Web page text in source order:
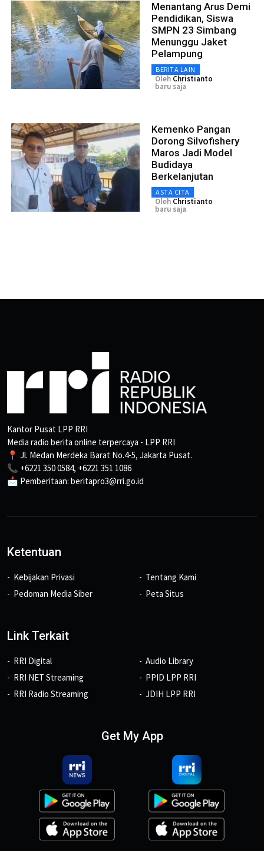
Menantang Arus Demi
Pendidikan, Siswa
SMPN 23 Simbang
Menunggu Jaket
Pelampung
BERITA LAIN
Oleh Christianto
baru saja
Kemenko Pangan
Dorong Silvofishery
Maros Jadi Model
Budidaya
Berkelanjutan
ASTA CITA
Oleh Christianto
baru saja
Kantor Pusat LPP RRI
Media radio berita online terpercaya - LPP RRI
📍 Jl. Medan Merdeka Barat No.4-5, Jakarta Pusat.
📞 +6221 350 0584, +6221 351 1086
📩 Pemberitaan: beritapro3@rri.go.id
Ketentuan
Kebijakan Privasi
Pedoman Media Siber
Tentang Kami
Peta Situs
Link Terkait
RRI Digital
RRI NET Streaming
RRI Radio Streaming
Audio Library
PPID LPP RRI
JDIH LPP RRI
Get My App